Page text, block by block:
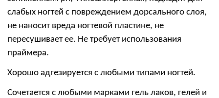
слабых ногтей с повреждением дорсального слоя,
не наносит вреда ногтевой пластине, не
пересушивает ее. Не требует использования
праймера.
Хорошо адгезируется с любыми типами ногтей.
Сочетается с любыми марками гель лаков, гелей и